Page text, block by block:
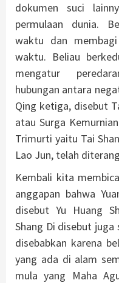
dokumen suci
permulaan dunia.
waktu dan
waktu. Beliau
mengatur
hubungan antara
Qing ketiga, disebut
atau Surga
Trimurti yaitu Tai
Lao Jun, telah
Kembali kita
anggapan bahwa
disebut Yu Huang
Shang Di disebut juga
disebabkan karena
yang ada di alam
mula yang Maha